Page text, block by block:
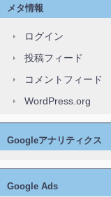
メタ情報
ログイン
投稿フィード
コメントフィード
WordPress.org
Googleアナリティクス
Google Ads